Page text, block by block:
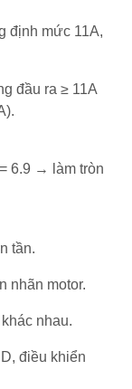
định mức 11A,
đầu ra ≥ 11A
6.9 → làm tròn
tần.
nhãn motor.
nhau.
điều khiển